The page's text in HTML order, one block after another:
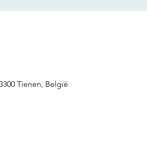
Tienen, België